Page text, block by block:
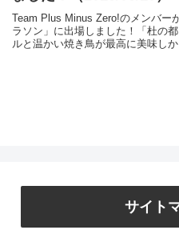
Team Plus Minus Zero!のメンバー
ラソン」に出場しました！「杜の
ルと温かい焼き鳥が最高に美味し
サイト